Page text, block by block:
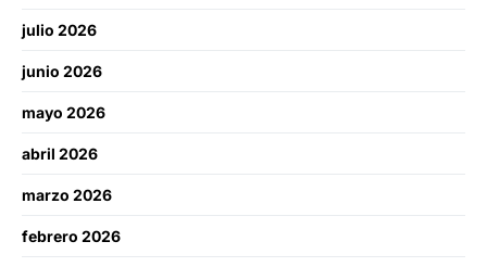
julio 2026
junio 2026
mayo 2026
abril 2026
marzo 2026
febrero 2026